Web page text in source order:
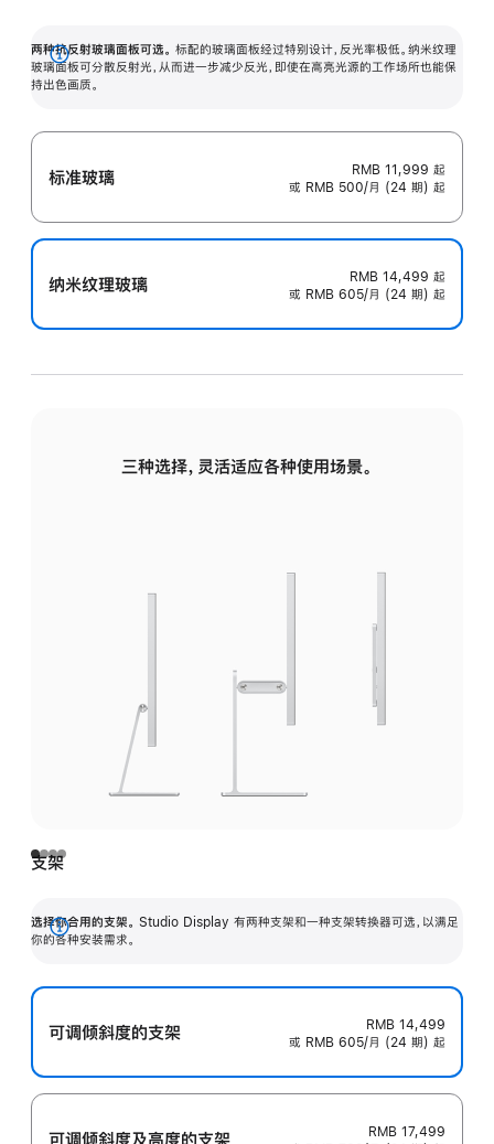
两种抗反射玻璃面板可选。 标配的玻璃面板经过特别设计，反光率极低。纳米纹理
玻璃面板可分散反射光，从而进一步减少反光，即使在高亮光源的工作场所也能保
持出色画质。
展
开
标准玻璃 RMB 11,999 起
或 RMB 500/月 (24 期) 起
纳米纹理玻璃 RMB 14,499 起
或 RMB 605/月 (24 期) 起
三种选择，灵活适应各种使用场景。
支架
选择你合用的支架。 Studio Display 有两种支架和一种支架转换器可选，以满足
你的各种安装需求。
展
可调倾斜度的支架
RMB 14,499
或 RMB 605/月 (24 期) 起
可调倾斜度及高‍度的支‍架
RMB 17,499